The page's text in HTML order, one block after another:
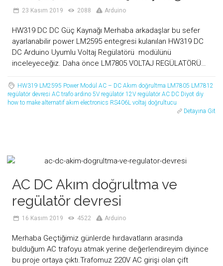
23 Kasım 2019 2088 Arduino
HW319 DC DC Güç Kaynağı Merhaba arkadaşlar bu sefer
ayarlanabilir power LM2595 entegresi kulanılan HW319 DC
DC Arduino Uyumlu Voltaj Regülatörü modülünü
inceleyeceğiz. Daha önce LM7805 VOLTAJ REGÜLATÖRÜ…
HW319 LM2595 Power Modül AC – DC Akım doğrultma LM7805 LM7812
regülatör devresi AC trafo ardino 5V regülatör 12V regülatör AC DC Diyot diy
how to make alternatif akım electronics RS406L voltaj doğrultucu
Detayına Git
AC DC Akım doğrultma ve
regülatör devresi
16 Kasım 2019 4522 Arduino
Merhaba Geçtiğimiz günlerde hırdavatların arasında
bulduğum AC trafoyu atmak yerine değerlendireyim diyince
bu proje ortaya çıktı.Trafomuz 220V AC girişi olan çift